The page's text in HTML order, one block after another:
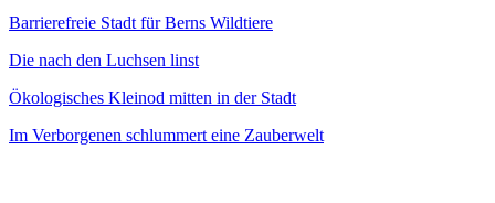
Barrierefreie Stadt für Berns Wildtiere
Die nach den Luchsen linst
Ökologisches Kleinod mitten in der Stadt
Im Verborgenen schlummert eine Zauberwelt